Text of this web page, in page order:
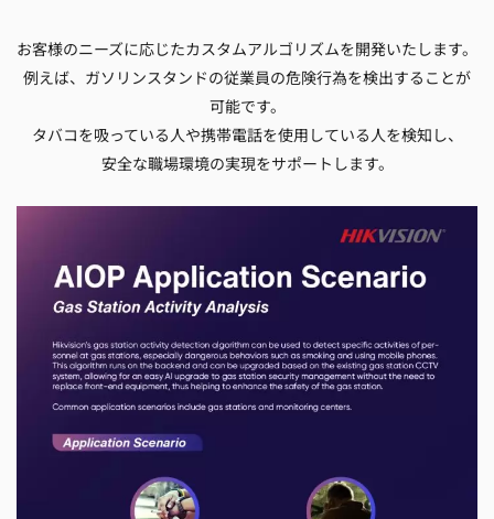
お客様のニーズに応じたカスタムアルゴリズムを開発いたします。
例えば、ガソリンスタンドの従業員の危険行為を検出することが
可能です。
タバコを吸っている人や携帯電話を使用している人を検知し、
安全な職場環境の実現をサポートします。